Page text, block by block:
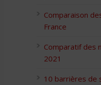
Comparaison
France
Comparatif des
2021
10 barrières de